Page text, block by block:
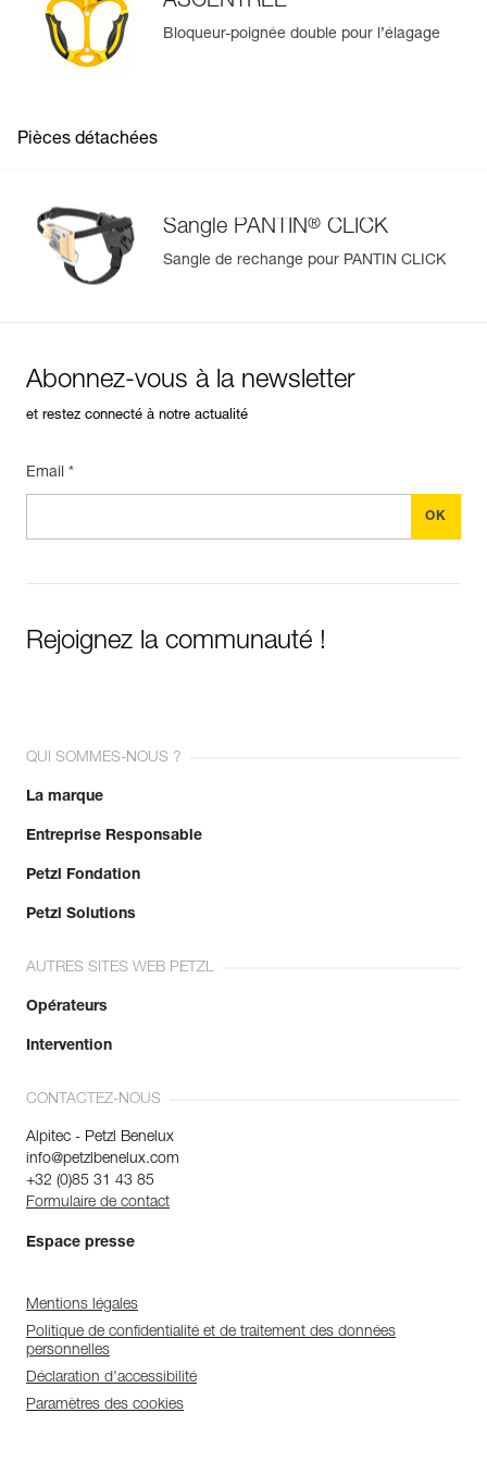
Bloqueur-poignée double pour l’élagage
Pièces détachées
Sangle PANTIN® CLICK
Sangle de rechange pour PANTIN CLICK
Abonnez-vous à la newsletter
et restez connecté à notre actualité
Email *
Rejoignez la communauté !
QUI SOMMES-NOUS ?
La marque
Entreprise Responsable
Petzl Fondation
Petzl Solutions
AUTRES SITES WEB PETZL
Opérateurs
Intervention
CONTACTEZ-NOUS
Alpitec - Petzl Benelux
info@petzlbenelux.com
+32 (0)85 31 43 85
Formulaire de contact
Espace presse
Mentions légales
Politique de confidentialité et de traitement des données
personnelles
Déclaration d'accessibilité
Paramètres des cookies